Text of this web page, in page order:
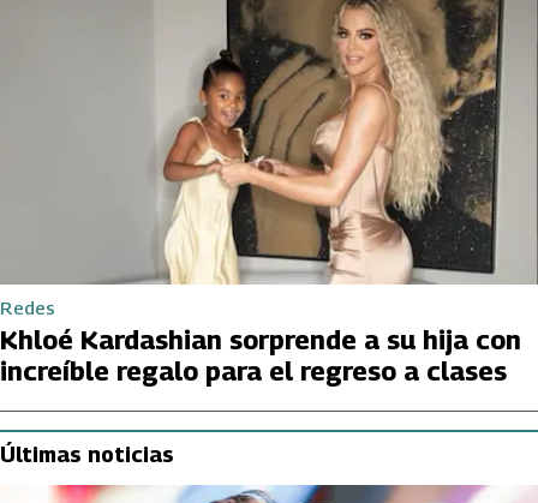
Redes
Khloé Kardashian sorprende a su hija con
increíble regalo para el regreso a clases
Últimas noticias